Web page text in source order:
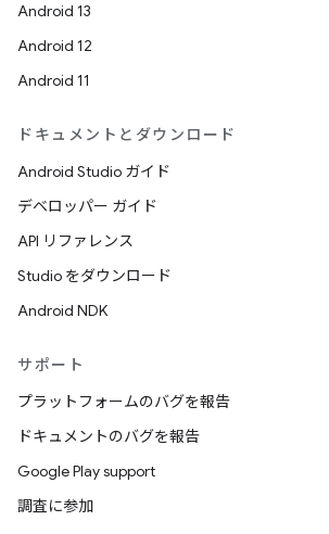
Android 13
Android 12
Android 11
ドキュメントとダウンロード
Android Studio ガイド
デベロッパー ガイド
API リファレンス
Studio をダウンロード
Android NDK
サポート
プラットフォームのバグを報告
ドキュメントのバグを報告
Google Play support
調査に参加